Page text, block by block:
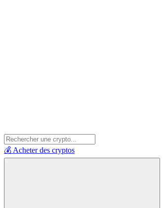
💰 Acheter des cryptos